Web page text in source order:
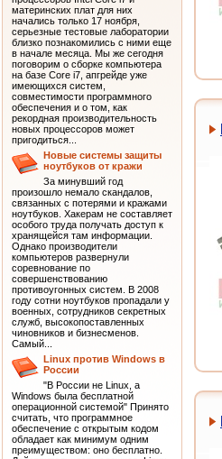
материнских плат для них
начались только 17 ноября,
серьезные тестовые лаборатории
близко познакомились с ними еще
в начале месяца. Мы же сегодня
поговорим о сборке компьютера
на базе Core i7, апгрейде уже
имеющихся систем,
совместимости программного
обеспечения и о том, как
рекордная производительность
новых процессоров может
пригодиться...
Новые системы защиты
ноутбуков от кражи
За минувший год
произошло немало скандалов,
связанных с потерями и кражами
ноутбуков. Хакерам не составляет
особого труда получать доступ к
хранящейся там информации.
Однако производители
компьютеров развернули
соревнование по
совершенствованию
противоугонных систем. В 2008
году сотни ноутбуков пропадали у
военных, сотрудников секретных
служб, высокопоставленных
чиновников и бизнесменов.
Самый...
Linux против Windows в
России
"В России не Linux, а
Windows была бесплатной
операционной системой" Принято
считать, что программное
обеспечение с открытым кодом
обладает как минимум одним
преимуществом: оно бесплатно.